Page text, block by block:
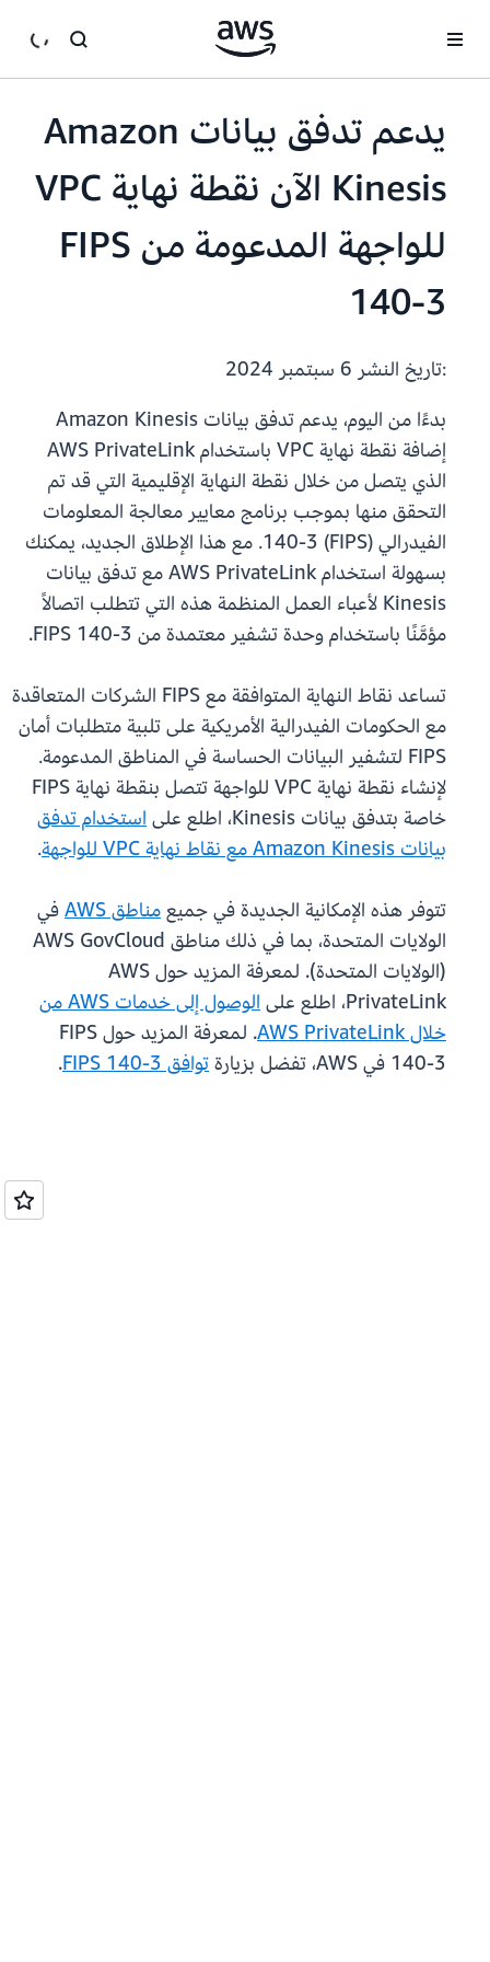
يدعم تدفق بيانات Amazon
Kinesis الآن نقطة نهاية VPC
للواجهة المدعومة من FIPS
140-3
:تاريخ النشر
بدءًا من اليوم، يدعم تدفق بيانات Amazon Kinesis
إضافة نقطة نهاية VPC باستخدام AWS PrivateLink
الذي يتصل من خلال نقطة النهاية الإقليمية التي قد تم
التحقق منها بموجب برنامج معايير معالجة المعلومات
الفيدرالي (FIPS) 140-3. مع هذا الإطلاق الجديد، يمكنك
بسهولة استخدام AWS PrivateLink مع تدفق بيانات
Kinesis لأعباء العمل المنظمة هذه التي تتطلب اتصالاً
مؤمَّنًا باستخدام وحدة تشفير معتمدة من FIPS 140-3.
تساعد نقاط النهاية المتوافقة مع FIPS الشركات المتعاقدة
مع الحكومات الفيدرالية الأمريكية على تلبية متطلبات أمان
FIPS لتشفير البيانات الحساسة في المناطق المدعومة.
لإنشاء نقطة نهاية VPC للواجهة تتصل بنقطة نهاية FIPS
خاصة بتدفق بيانات Kinesis، اطلع على
استخدام تدفق
بيانات Amazon Kinesis مع نقاط نهاية VPC للواجهة
.
تتوفر هذه الإمكانية الجديدة في جميعمناطق AWS
في
الولايات المتحدة، بما في ذلك مناطق AWS GovCloud
(الولايات المتحدة). لمعرفة المزيد حول AWS
PrivateLink، اطلع على
الوصول إلى خدمات AWS من
خلال AWS PrivateLink
. لمعرفة المزيد حول FIPS
140-3 في AWS، تفضل بزيارة
توافق FIPS 140-3 .